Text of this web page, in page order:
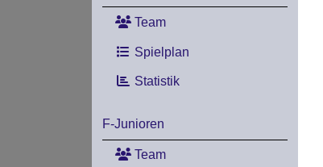
Team
Spielplan
Statistik
F-Junioren
Team